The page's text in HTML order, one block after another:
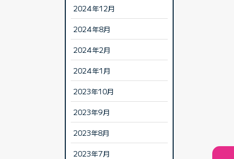
2024年12月
2024年8月
2024年2月
2024年1月
2023年10月
2023年9月
2023年8月
2023年7月